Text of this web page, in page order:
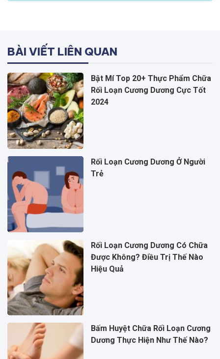
BÀI VIẾT LIÊN QUAN
Bật Mí Top 20+ Thực Phẩm Chữa
Rối Loạn Cương Dương Cực Tốt
2024
Rối Loạn Cương Dương Ở Người
Trẻ
Rối Loạn Cương Dương Có Chữa
Được Không? Điều Trị Thế Nào
Hiệu Quả
Bấm Huyệt Chữa Rối Loạn Cương
Dương Thực Hiện Như Thế Nào?